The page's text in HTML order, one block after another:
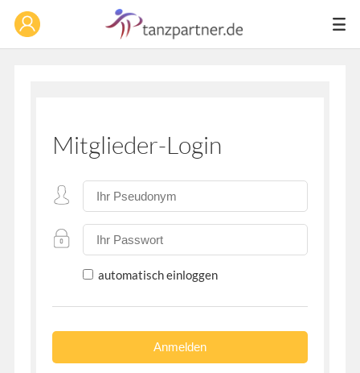
Mitglieder-Login
automatisch einloggen